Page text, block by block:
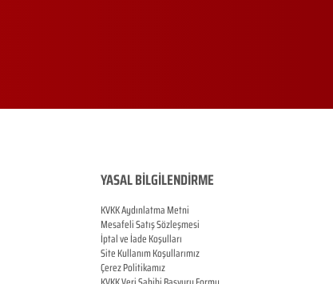
YASAL BİLGİLENDİRME
KVKK Aydınlatma Metni
Mesafeli Satış Sözleşmesi
İptal ve İade Koşulları
Site Kullanım Koşullarımız
Çerez Politikamız